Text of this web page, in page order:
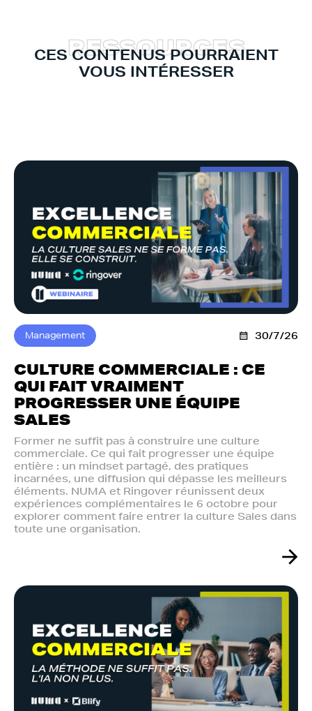
CES CONTENUS POURRAIENT
VOUS INTÉRESSER
RESSOURCES
Management 30/7/26
CULTURE COMMERCIALE : CE
QUI FAIT VRAIMENT
PROGRESSER UNE ÉQUIPE
SALES
Former ne suffit pas à construire une culture
commerciale. Ce qui fait progresser une équipe
entière : un mindset partagé, des pratiques
incarnées, une diffusion qui dépasse les meilleurs
éléments. NUMA et Ringover réunissent deux
expériences complémentaires le 6 octobre pour
explorer comment faire entrer la culture Sales dans
toute une organisation.